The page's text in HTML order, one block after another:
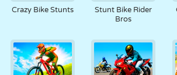
SAUT MATHS LABYRINTHE
Crazy Bike Stunts
Stunt Bike Rider
Bros